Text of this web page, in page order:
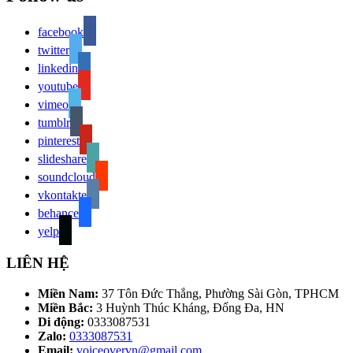
facebook
twitter
linkedin
youtube
vimeo
tumblr
pinterest
slideshare
soundcloud
vkontakte
behance
yelp
LIÊN HỆ
Miền Nam: 37 Tôn Đức Thắng, Phường Sài Gòn, TPHCM
Miền Bắc: 3 Huỳnh Thúc Kháng, Đống Đa, HN
Di động: 0333087531
Zalo: 0333087531
Email: voiceovervn@gmail.com